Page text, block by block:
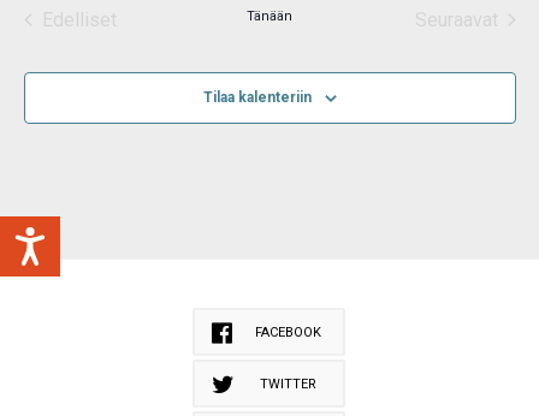
päivä.Edelliset
Tänään
Seuraavat
Tilaa kalenteriin
FACEBOOK
TWITTER